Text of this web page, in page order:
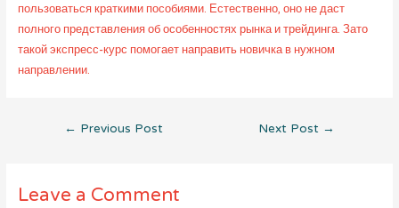
пользоваться краткими пособиями. Естественно, оно не даст
полного представления об особенностях рынка и трейдинга. Зато
такой экспресс-курс помогает направить новичка в нужном
направлении.
Post
← Previous Post Next Post →
Leave a Comment